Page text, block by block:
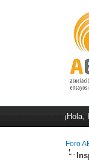
¡Hola,
Foro